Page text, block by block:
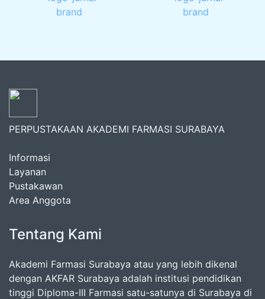
PERPUSTAKAAN AKADEMI FARMASI SURABAYA
Informasi
Layanan
Pustakawan
Area Anggota
Tentang Kami
Akademi Farmasi Surabaya atau yang lebih dikenal
dengan AKFAR Surabaya adalah institusi pendidikan
tinggi Diploma-III Farmasi satu-satunya di Surabaya di